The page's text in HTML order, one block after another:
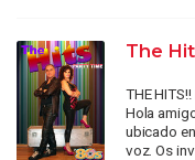
The
THE
Hola
ubicado
voz. Os